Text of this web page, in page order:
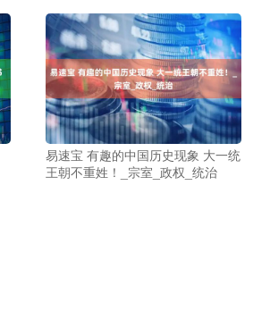
易速宝 有趣的中国历史现象 大一统
王朝不重姓！_宗室_政权_统治